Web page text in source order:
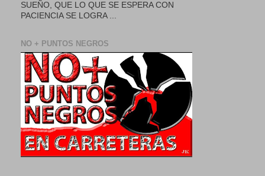
SUEÑO, QUE LO QUE SE ESPERA CON
PACIENCIA SE LOGRA ...
NO + PUNTOS NEGROS